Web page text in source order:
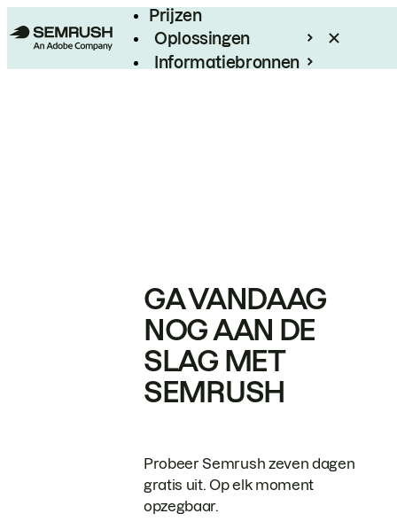
Prijzen
Oplossingen
Informatiebronnen
GA VANDAAG
NOG AAN DE
SLAG MET
SEMRUSH
Probeer Semrush zeven dagen
gratis uit. Op elk moment
opzegbaar.